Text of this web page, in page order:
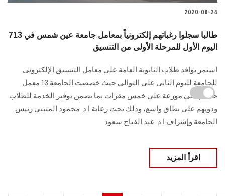
2020-08-24
713 طالبا سجلوا رغباتهم إلكترونياً بمعامل جامعة عين شمس في
اليوم الأول للمرحلة الأولى من التنسيق
استمر توافد طلاب الثانوية العامة على معامل التنسيق الإلكتروني
للجامعة لليوم الثانى على التوالى حيث خصصت الجامعة 13 معمل
حاسب آلي موزعة على خمس مقرات بما يضمن توفير الخدمة للطلاب
وذويهم على نطاق واسع، وذلك تحت رعاية ا.د. محمود المتيني رئيس
الجامعة وإشراف ا.د. عبد الفتاح سعود
اقرأ المزيد